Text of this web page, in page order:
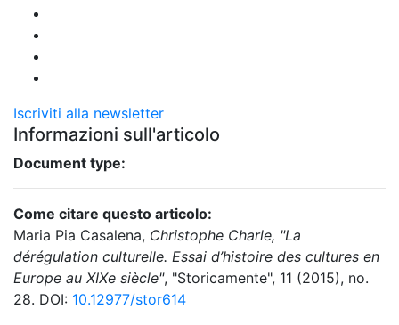
Iscriviti alla newsletter
Informazioni sull'articolo
Document type:
Come citare questo articolo:
Maria Pia Casalena, Christophe Charle, "La
dérégulation culturelle. Essai d’histoire des cultures en
Europe au XIXe siècle", "Storicamente", 11 (2015), no.
28. DOI: 10.12977/stor614